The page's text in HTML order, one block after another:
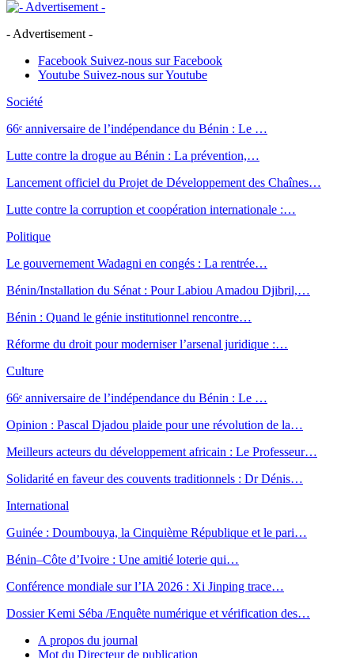
- Advertisement -
Facebook Suivez-nous sur Facebook
Youtube Suivez-nous sur Youtube
Société
66ᵉ anniversaire de l’indépendance du Bénin : Le …
Lutte contre la drogue au Bénin : La prévention,…
Lancement officiel du Projet de Développement des Chaînes…
Lutte contre la corruption et coopération internationale :…
Politique
Le gouvernement Wadagni en congés : La rentrée…
Bénin/Installation du Sénat : Pour Labiou Amadou Djibril,…
Bénin : Quand le génie institutionnel rencontre…
Réforme du droit pour moderniser l’arsenal juridique :…
Culture
66ᵉ anniversaire de l’indépendance du Bénin : Le …
Opinion : Pascal Djadou plaide pour une révolution de la…
Meilleurs acteurs du développement africain : Le Professeur…
Solidarité en faveur des couvents traditionnels : Dr Dénis…
International
Guinée : Doumbouya, la Cinquième République et le pari…
Bénin–Côte d’Ivoire : Une amitié loterie qui…
Conférence mondiale sur l’IA 2026 : Xi Jinping trace…
Dossier Kemi Séba /Enquête numérique et vérification des…
A propos du journal
Mot du Directeur de publication